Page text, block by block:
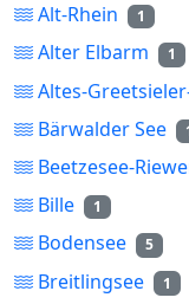
Alt-Rhein 1
Alter Elbarm 1
Altes-
Bärwalder See
Beetzesee-
Bille 1
Bodensee 5
Breitlingsee 1